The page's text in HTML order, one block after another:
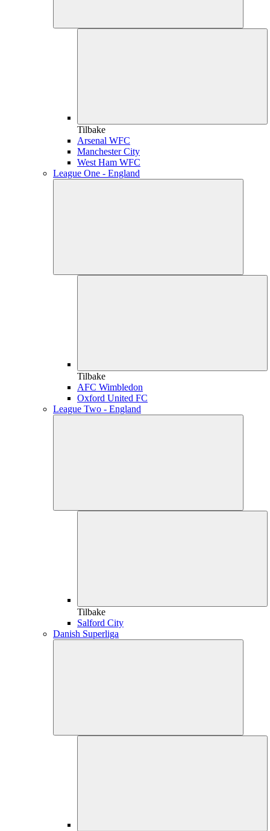
Tilbake
Arsenal WFC
Manchester City
West Ham WFC
League One - England
Tilbake
AFC Wimbledon
Oxford United FC
League Two - England
Tilbake
Salford City
Danish Superliga